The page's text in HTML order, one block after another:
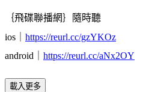
｛飛碟聯播網｝隨時聽
ios｜ https://reurl.cc/gzYKOz
android｜ https://reurl.cc/aNx2OY
載入更多